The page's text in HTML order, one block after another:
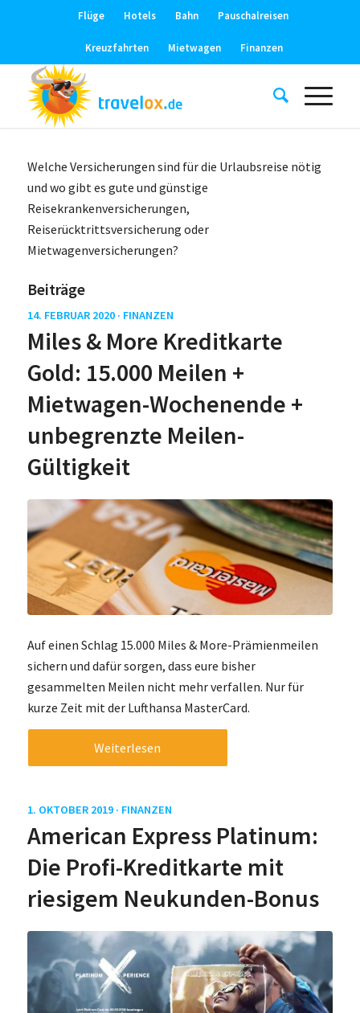
Flüge Hotels Bahn Pauschalreisen
Kreuzfahrten Mietwagen Finanzen
Welche Versicherungen sind für die Urlaubsreise nötig
und wo gibt es gute und günstige
Reisekrankenversicherungen,
Reiserücktrittsversicherung oder
Mietwagenversicherungen?
Beiträge
14. FEBRUAR 2020 · FINANZEN
Miles & More Kreditkarte
Gold: 15.000 Meilen +
Mietwagen-Wochenende +
unbegrenzte Meilen-
Gültigkeit
Auf einen Schlag 15.000 Miles & More-Prämienmeilen
sichern und dafür sorgen, dass eure bisher
gesammelten Meilen nicht mehr verfallen. Nur für
kurze Zeit mit der Lufthansa MasterCard.
Weiterlesen
1. OKTOBER 2019 · FINANZEN
American Express Platinum:
Die Profi-Kreditkarte mit
riesigem Neukunden-Bonus